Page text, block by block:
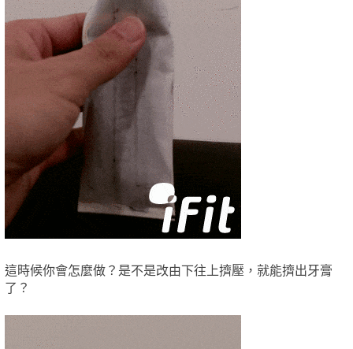
這時候你會怎麼做？是不是改由下往上擠壓，就能擠出牙膏
了？